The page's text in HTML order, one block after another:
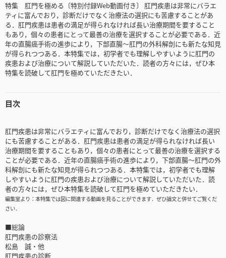
特集 肛門を極める〔特別付録Web動画付き〕 肛門疾患は非常にバラエ
ティに富んでおり，診断だけでなく治療法の選択にも苦慮することがあ
る．肛門疾患は患者の満足が得られなければ長い治療期間を要すること
もあり，個々の患者にとって最善の治療を選択することが必要である．近
年の直腸癌手術の進歩により，下部直腸～肛門の外科解剖にも新たな知見
が得られつつある．本特集では，初学者でも理解しやすいように肛門の
疾患および治療について解説していただいた．読者の方々には，ぜひ本
特集を読破して肛門を極めていただきたい．
目次
肛門疾患は非常にバラエティに富んでおり，診断だけでなく治療法の選択
にも苦慮することがある．肛門疾患は患者の満足が得られなければ長い
治療期間を要することもあり，個々の患者にとって最善の治療を選択する
ことが必要である．近年の直腸癌手術の進歩により，下部直腸～肛門の外
科解剖にも新たな知見が得られつつある．本特集では，初学者でも理解
しやすいように肛門の疾患および治療について解説していただいた．読
者の方々には，ぜひ本特集を読破して肛門を極めていただきたい．
編集室より：本特集では図に関連する動画を見ることができます．ぜひ論文と併せてご覧くだ
さい．
■総論
肛門疾患の診察法
松島 誠・他
肛門疾患の診断